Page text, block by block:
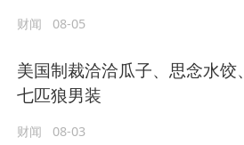
财闻 08-05
美国制裁洽洽瓜子、思念水饺、
七匹狼男装
财闻 08-03